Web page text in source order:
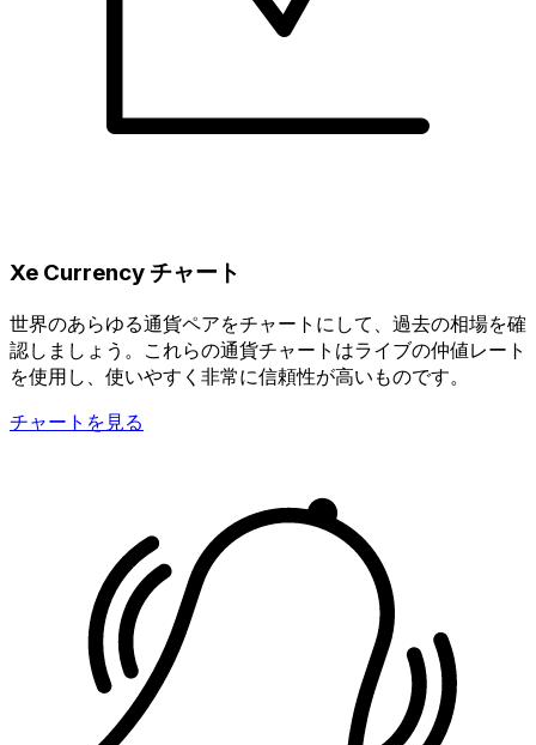
Xe Currency チャート
世界のあらゆる通貨ペアをチャートにして、過去の相場を確
認しましょう。これらの通貨チャートはライブの仲値レート
を使用し、使いやすく非常に信頼性が高いものです。
チャートを見る